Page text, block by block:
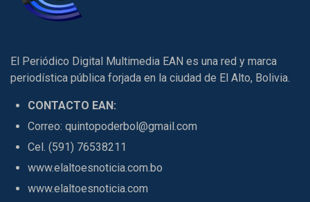
El Periódico Digital Multimedia EAN es una red y marca
periodística pública forjada en la ciudad de El Alto, Bolivia.
CONTACTO EAN:
Correo: quintopoderbol@gmail.com
Cel. (591) 76538211
www.elaltoesnoticia.com.bo
www.elaltoesnoticia.com